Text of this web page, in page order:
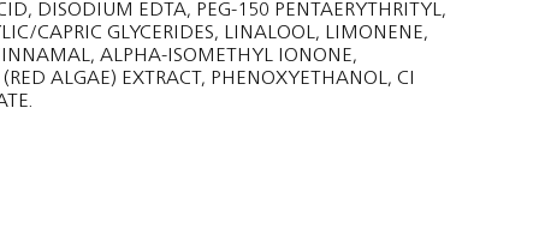
DISODIUM EDTA, PEG-150 PENTAERYTHRITYL,
CAPRIC GLYCERIDES, LINALOOL, LIMONENE,
ALPHA-ISOMETHYL IONONE,
ALGAE) EXTRACT, PHENOXYETHANOL, CI